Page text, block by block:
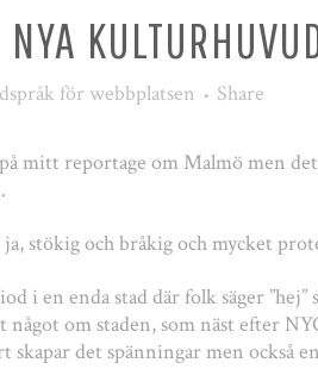
för webbplatsen Share
mitt reportage om Malmö men
stökig och bråkig och mycket
i en enda stad där folk säger
något om staden, som näst efter
det spänningar men också